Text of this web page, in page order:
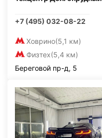
+7 (495) 032-08-22
Ховрино(5,1 км)
Физтех(5,4 км)
Береговой пр-д, 5